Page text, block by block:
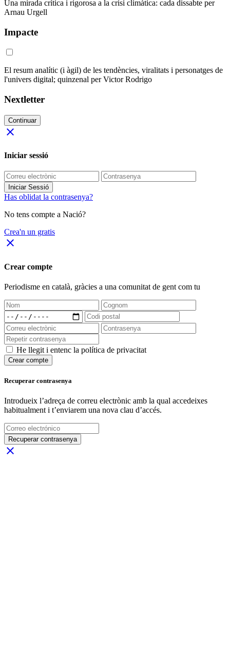
Una mirada crítica i rigorosa a la crisi climàtica: cada dissabte per
Arnau Urgell
Impacte
El resum analític (i àgil) de les tendències, viralitats i personatges de
l'univers digital; quinzenal per Victor Rodrigo
Nextletter
Continuar
close
Iniciar sessió
Iniciar Sessió
Has oblidat la contrasenya?
No tens compte a Nació?
Crea'n un gratis
close
Crear compte
Periodisme en català, gràcies a una comunitat de gent com tu
He llegit i entenc la política de privacitat
Crear compte
Recuperar contrasenya
Introdueix l’adreça de correu electrònic amb la qual accedeixes
habitualment i t’enviarem una nova clau d’accés.
Recuperar contrasenya
close